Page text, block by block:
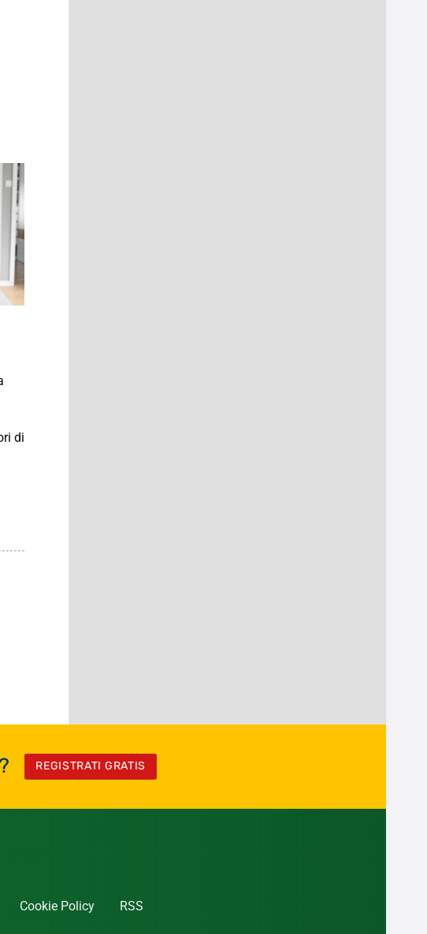
di
REGISTRATI GRATIS
Cookie Policy RSS